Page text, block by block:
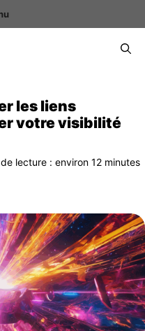
les liens
votre visibilité
lecture : environ 12 minutes